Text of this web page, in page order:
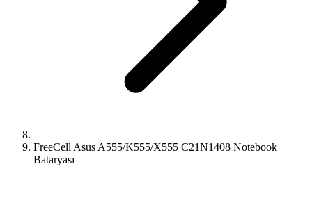
FreeCell Asus A555/K555/X555 C21N1408 Notebook
Bataryası